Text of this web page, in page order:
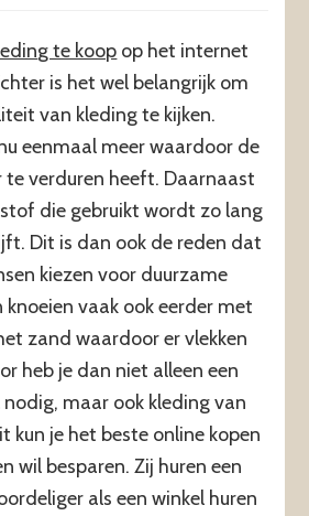
g te koop op het internet
is het wel belangrijk om
van kleding te kijken.
eenmaal meer waardoor de
te verduren heeft. Daarnaast
die gebruikt wordt zo lang
Dit is dan ook de reden dat
kiezen voor duurzame
knoeien vaak ook eerder met
zand waardoor er vlekken
heb je dan niet alleen een
maar ook kleding van
kun je het beste online kopen
wil besparen. Zij huren een
als een winkel huren